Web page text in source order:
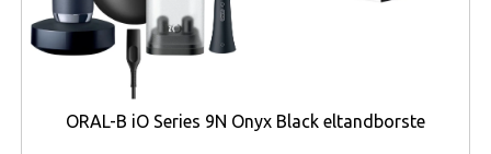
Alliance
Elegant vit design med resefodral
ORAL-B iO Series 9N Onyx Black eltandborste